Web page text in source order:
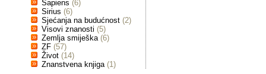
Sapiens (6)
Sirius (6)
Sjećanja na budućnost (2)
Visovi znanosti (5)
Zemlja smiješka (6)
ZF (57)
Život (14)
Znanstvena knjiga (1)